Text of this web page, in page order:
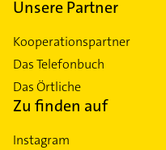
Unsere Partner
Kooperationspartner
Das Telefonbuch
Das Örtliche
Zu finden auf
Instagram